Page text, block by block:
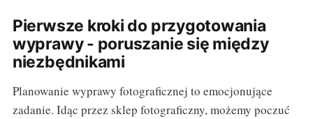
Pierwsze kroki do przygotowania
wyprawy - poruszanie się między
niezbędnikami
Planowanie wyprawy fotograficznej to emocjonujące
zadanie. Idąc przez sklep fotograficzny, możemy poczuć